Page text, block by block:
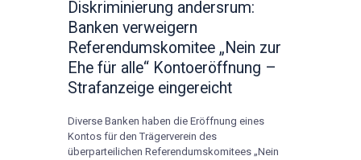
Diskriminierung andersrum:
Banken verweigern
Referendumskomitee „Nein zur
Ehe für alle“ Kontoeröffnung –
Strafanzeige eingereicht
Diverse Banken haben die Eröffnung eines
Kontos für den Trägerverein des
überparteilichen Referendumskomitees „Nein